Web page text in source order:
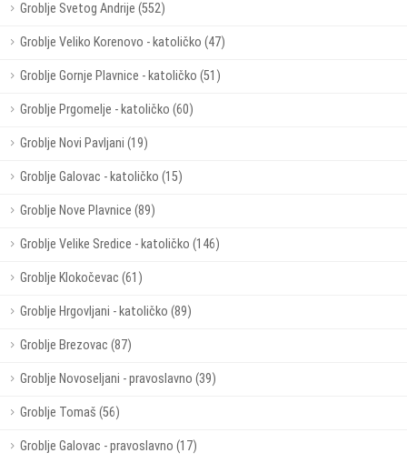
Groblje Svetog Andrije (552)
Groblje Veliko Korenovo - katoličko (47)
Groblje Gornje Plavnice - katoličko (51)
Groblje Prgomelje - katoličko (60)
Groblje Novi Pavljani (19)
Groblje Galovac - katoličko (15)
Groblje Nove Plavnice (89)
Groblje Velike Sredice - katoličko (146)
Groblje Klokočevac (61)
Groblje Hrgovljani - katoličko (89)
Groblje Brezovac (87)
Groblje Novoseljani - pravoslavno (39)
Groblje Tomaš (56)
Groblje Galovac - pravoslavno (17)